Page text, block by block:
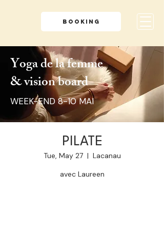
BOOKING
Yoga de la femme
& vision board
WEEK-END 8-10 MAI
PILATE
Tue, May 27
  |
Lacanau
avec Laureen